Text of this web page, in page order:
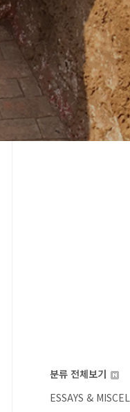
분류 전체보기
ESSAYS &